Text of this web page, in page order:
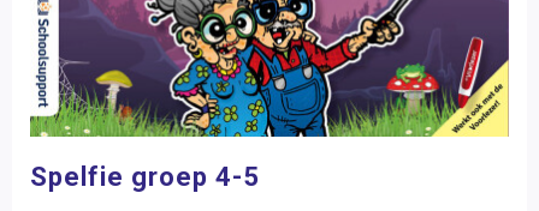
Spelfie groep 4-5